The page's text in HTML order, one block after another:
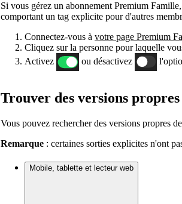
Si vous gérez un abonnement Premium
comportant un tag explicite pour d'autres
Connectez-vous à votre page Premium
Cliquez sur la personne pour laquelle
Activez
ou désactivez
Trouver des versions propres
Vous pouvez rechercher des versions propres
Remarque : certaines sorties explicites n'ont
Mobile, tablette et lecteur web